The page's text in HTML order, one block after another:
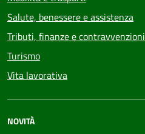
Salute, benessere e assistenza
Tributi, finanze e contravvenzioni
Turismo
Vita lavorativa
NOVITÀ